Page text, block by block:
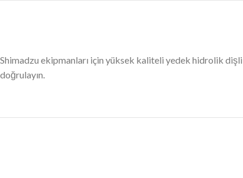
Shimadzu ekipmanları için yüksek kaliteli yedek hidrolik
doğrulayın.